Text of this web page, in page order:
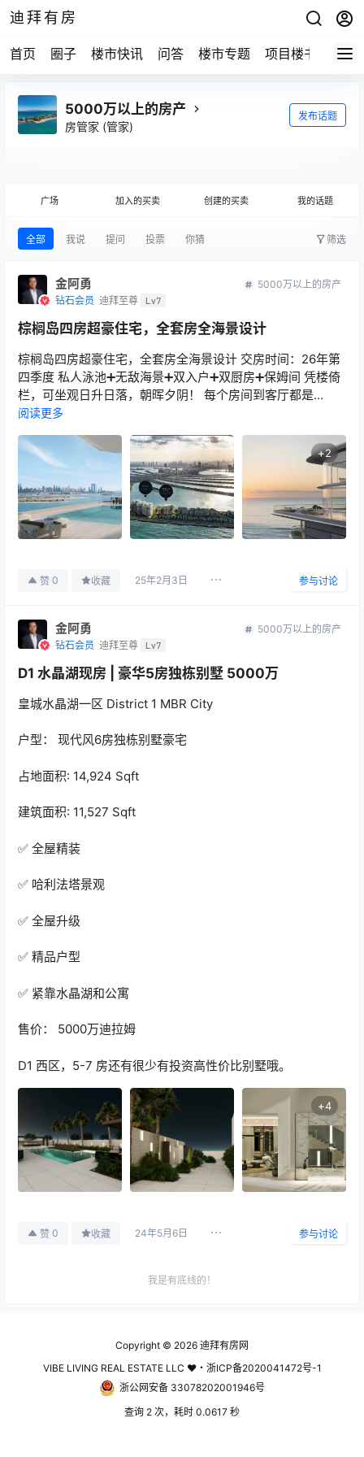
迪拜有房
首页 圈子 楼市快讯 问答 楼市专题 项目楼书
5000万以上的房产
房管家 (管家)
发布话题
广场 加入的买卖 创建的买卖 我的话题
全部 我说 提问 投票 你猜 筛选
金阿勇
钻石会员 迪拜至尊 Lv7
5000万以上的房产
棕榈岛四房超豪住宅，全套房全海景设计
棕榈岛四房超豪住宅，全套房全海景设计 交房时间：26年第
四季度 私人泳池➕无敌海景➕双入户➕双厨房➕保姆间 凭楼倚
栏，可坐观日升日落，朝晖夕阴！ 每个房间到客厅都是...
阅读更多
+2
赞 0 收藏 25年2月3日 参与讨论
金阿勇
钻石会员 迪拜至尊 Lv7
5000万以上的房产
D1 水晶湖现房 | 豪华5房独栋别墅 5000万
皇城水晶湖一区 District 1 MBR City
户型： 现代风6房独栋别墅豪宅
占地面积: 14,924 Sqft
建筑面积: 11,527 Sqft
✅ 全屋精装
✅ 哈利法塔景观
✅ 全屋升级
✅ 精品户型
✅ 紧靠水晶湖和公寓
售价： 5000万迪拉姆
D1 西区，5-7 房还有很少有投资高性价比别墅哦。
+4
赞 0 收藏 24年5月6日 参与讨论
我是有底线的！
独栋别墅300万起售，双城联动社区来了
500-1000万的房产
26年入住的美丹别墅社区联排3层别墅出售
Copyright © 2026 迪拜有房网
VIBE LIVING REAL ESTATE LLC ♥・浙ICP备2020041472号-1
浙公网安备 33078202001946号
查询 2 次，耗时 0.0617 秒